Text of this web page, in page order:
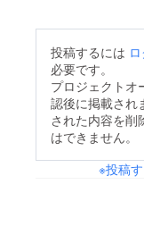
投稿するには
必要です。
プロジェクトオ
認後に掲載され
された内容を削
はできません。
※投稿